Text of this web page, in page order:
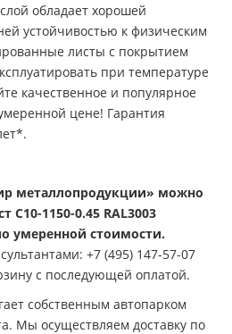
обладает хорошей
устойчивостью к физическим
листы с покрытием
при температуре
качественное и популярное
цене! Гарантия
металлопродукции» можно
С10-1150-0.45 RAL3003
умеренной стоимости.
+7 (495) 147-57-07
с последующей оплатой.
собственным автопарком
Мы осуществляем доставку по